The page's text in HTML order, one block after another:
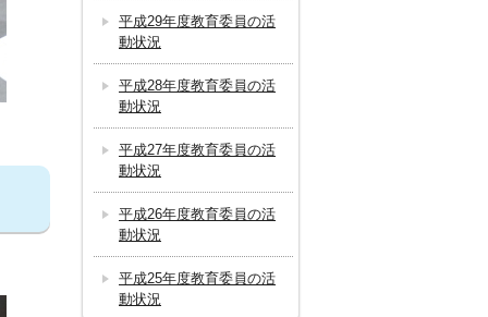
平成29年度教育委員の活
動状況
平成28年度教育委員の活
動状況
平成27年度教育委員の活
動状況
平成26年度教育委員の活
動状況
平成25年度教育委員の活
動状況